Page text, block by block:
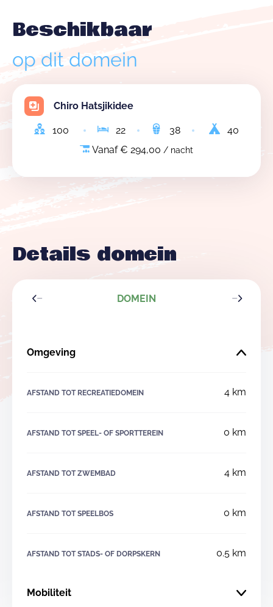
Beschikbaar
op dit domein
Chiro Hatsjikidee
100 22 38
40
Vanaf € 294,00 / nacht
Details domein
DOMEIN
Omgeving
AFSTAND TOT RECREATIEDOMEIN 4 km
AFSTAND TOT SPEEL- OF SPORTTEREIN 0 km
AFSTAND TOT ZWEMBAD 4 km
AFSTAND TOT SPEELBOS 0 km
AFSTAND TOT STADS- OF DORPSKERN 0.5 km
Mobiliteit